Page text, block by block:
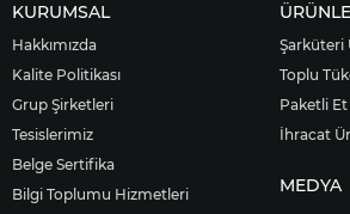
KURUMSAL
Hakkımızda
Kalite Politikası
Grup Şirketleri
Tesislerimiz
Belge Sertifika
Bilgi Toplumu Hizmetleri
Şarküteri
Toplu
Paketli
İhracat
MEDYA